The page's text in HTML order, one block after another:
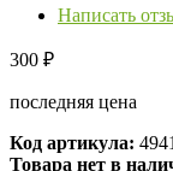
Написать
300 ₽
последняя цена
Код артикула:
Товара нет в